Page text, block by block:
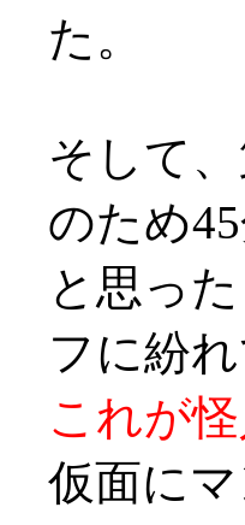
た。
そして
のため
と思っ
フに紛
これが
仮面に